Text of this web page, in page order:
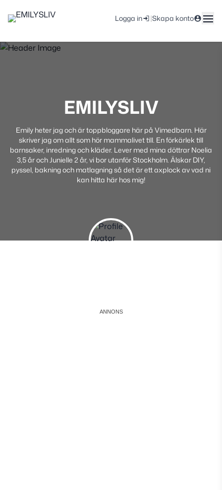
Logga in |Skapa konto
EMILYSLIV
Emily heter jag och är toppbloggare här på Vimedbarn. Här
skriver jag om allt som hör mammalivet till. En förkärlek till
barnsaker, inredning och kläder. Lever med mina döttrar Noelia
3,5 år och Junielle 2 år, vi bor utanför Stockholm. Älskar DIY,
pyssel, bakning och matlagning så det är ett axplock av vad ni
kan hitta här hos mig!